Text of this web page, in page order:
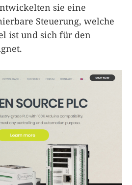
sie eine
Steuerung, welche
ist und sich für den